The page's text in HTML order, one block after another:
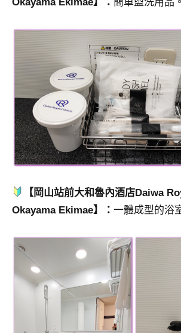
【岡山站前大和魯內酒店Daiwa
Okayama Ekimae】： 一體成型的浴